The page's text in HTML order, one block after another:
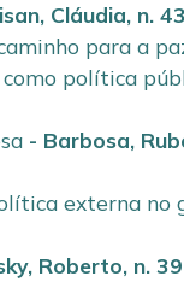
Cláudia, n. 43
para a
política
- Barbosa,
externa no
Roberto, n. 39